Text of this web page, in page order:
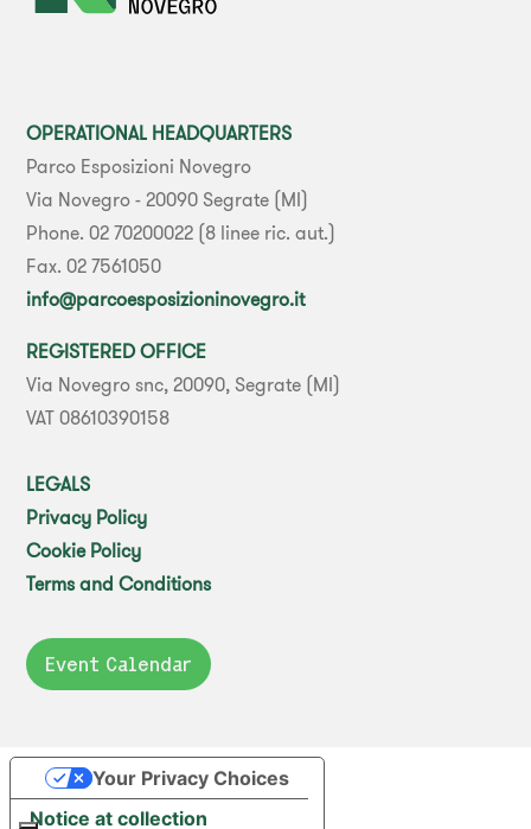
OPERATIONAL HEADQUARTERS
Parco Esposizioni Novegro
Via Novegro - 20090 Segrate (MI)
Phone. 02 70200022 (8 linee ric. aut.)
Fax. 02 7561050
info@parcoesposizioninovegro.it
REGISTERED OFFICE
Via Novegro snc, 20090, Segrate (MI)
VAT 08610390158
LEGALS
Privacy Policy
Cookie Policy
Terms and Conditions
Event Calendar
Notice at collection
Your Privacy Choices